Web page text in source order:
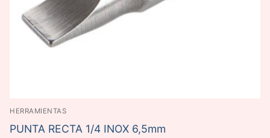
HERRAMIENTAS
PUNTA RECTA 1/4 INOX 6,5mm